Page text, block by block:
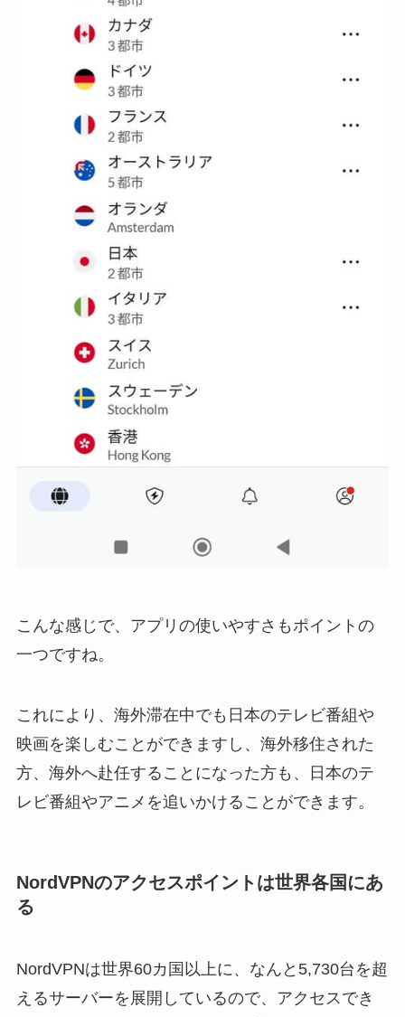
こんな感じで、アプリの使いやすさもポイントの
一つですね。
これにより、海外滞在中でも日本のテレビ番組や
映画を楽しむことができますし、海外移住された
方、海外へ赴任することになった方も、日本のテ
レビ番組やアニメを追いかけることができます。
NordVPNのアクセスポイントは世界各国にあ
る
NordVPNは世界60カ国以上に、なんと5,730台を超
えるサーバーを展開しているので、アクセスでき